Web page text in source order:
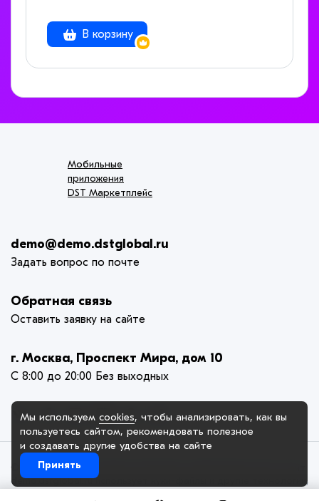
В корзину
Мобильные
приложения
DST Маркетплейс
demo@demo.dstglobal.ru
Задать вопрос по почте
Обратная связь
Оставить заявку на сайте
г. Москва, Проспект Мира, дом 10
С 8:00 до 20:00 Без выходных
© 2005-2025. ООО «Демо Компания», официальный сайт. Сайт
demo.dstglobal.ru использует куки-файлы и другие технологии,
Мы используем cookies, чтобы анализировать, как вы
пользуетесь сайтом, рекомендовать полезное
и создавать другие удобства на сайте
Принять